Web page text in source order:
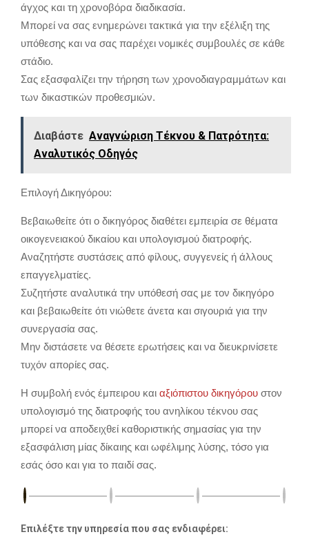
άγχος και τη χρονοβόρα διαδικασία.
Μπορεί να σας ενημερώνει τακτικά για την εξέλιξη της
υπόθεσης και να σας παρέχει νομικές συμβουλές σε κάθε
στάδιο.
Σας εξασφαλίζει την τήρηση των χρονοδιαγραμμάτων και
των δικαστικών προθεσμιών.
Διαβάστε Αναγνώριση Τέκνου & Πατρότητα:
Αναλυτικός Οδηγός
Επιλογή Δικηγόρου:
Βεβαιωθείτε ότι ο δικηγόρος διαθέτει εμπειρία σε θέματα
οικογενειακού δικαίου και υπολογισμού διατροφής.
Αναζητήστε συστάσεις από φίλους, συγγενείς ή άλλους
επαγγελματίες.
Συζητήστε αναλυτικά την υπόθεσή σας με τον δικηγόρο
και βεβαιωθείτε ότι νιώθετε άνετα και σιγουριά για την
συνεργασία σας.
Μην διστάσετε να θέσετε ερωτήσεις και να διευκρινίσετε
τυχόν απορίες σας.
Η συμβολή ενός έμπειρου και αξιόπιστου δικηγόρου στον
υπολογισμό της διατροφής του ανηλίκου τέκνου σας
μπορεί να αποδειχθεί καθοριστικής σημασίας για την
εξασφάλιση μίας δίκαιης και ωφέλιμης λύσης, τόσο για
εσάς όσο και για το παιδί σας.
Επιλέξτε την υπηρεσία που σας ενδιαφέρει: